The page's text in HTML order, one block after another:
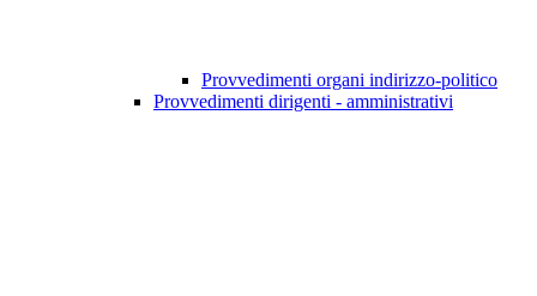
Provvedimenti organi indirizzo-politico
Provvedimenti dirigenti - amministrativi